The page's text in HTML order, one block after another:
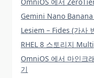
Gemini Nano Banana
Lesiem – Fides (가사
RHEL 8 스토리지
OmniOS 에서 마인크
기